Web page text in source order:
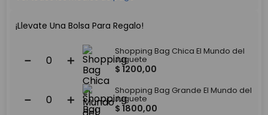
¡Llevate Una Bolsa Para Regalo!
＋
－
Shopping Bag Chica El Mundo del
Juguete
$ 1200,00
＋
－
Shopping Bag Grande El Mundo del
Juguete
$ 1800,00